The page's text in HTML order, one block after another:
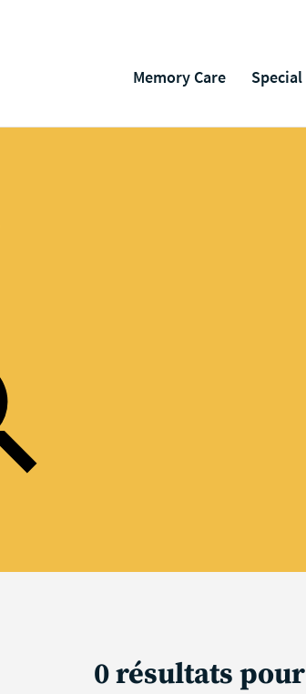
Memory Care Special
0 résultats